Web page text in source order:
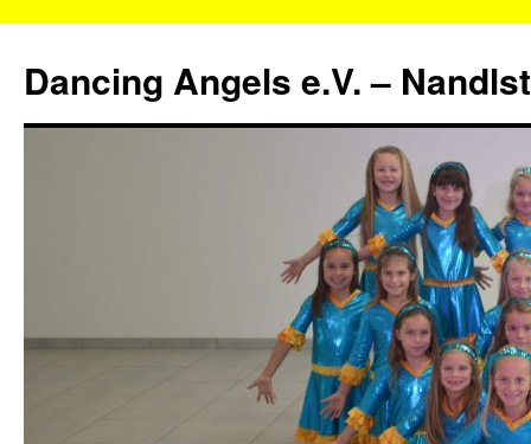
springen
Dancing Angels e.V. –